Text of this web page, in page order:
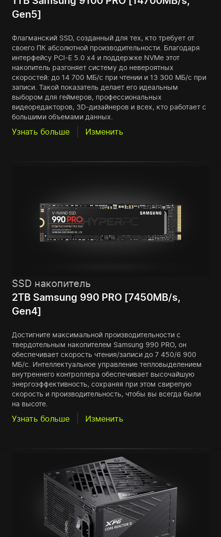
Gen5]
Флагманский SSD, созданный для тех, кто требует от
своего ПК абсолютной производительности. Благодаря
интерфейсу PCI-E 5.0 x4 и поддержке NVMe этот
накопитель разгоняет систему до невероятных
скоростей: до 14 700 МБ/с при чтении и 13 300 МБ/с при
записи. Такой показатель делает его идеальным
выбором для геймеров, профессиональных
видеоредакторов, 3D-дизайнеров и всех, кто работает с
большими объемами данных.
Узнать больше Изменить
SSD накопитель
2TB Samsung 990 PRO [7450MB/s,
Gen4]
Достигните максимальной производительности с
твердотельным накопителем Samsung 990 PRO, он
обеспечивает скорость чтения/записи до 7 450/6 900
МБ/с. Интеллектуальное управление тепловыделением
внутреннего контроллера обеспечивает высочайшую
энергоэффективность, сохраняя при этом свирепую
скорость и производительность, чтобы вы всегда были
на высоте.
Узнать больше Изменить